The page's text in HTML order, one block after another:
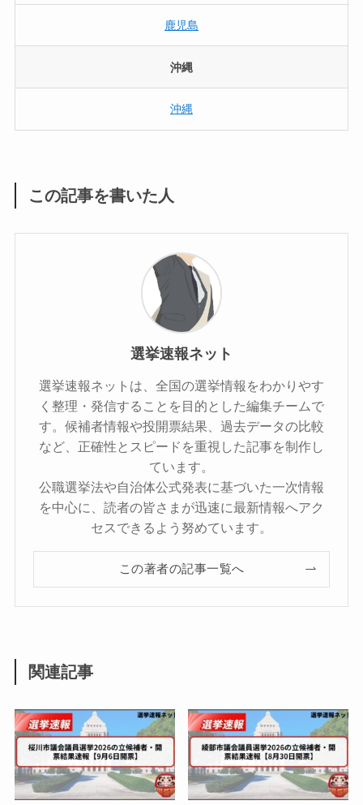
鹿児島
沖縄
沖縄
この記事を書いた人
選挙速報ネット
選挙速報ネットは、全国の選挙情報をわかりやす
く整理・発信することを目的とした編集チームで
す。候補者情報や投開票結果、過去データの比較
など、正確性とスピードを重視した記事を制作し
ています。
公職選挙法や自治体公式発表に基づいた一次情報
を中心に、読者の皆さまが迅速に最新情報へアク
セスできるよう努めています。
この著者の記事一覧へ
関連記事